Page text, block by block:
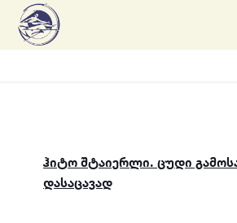
ჰიტო შტაიერლი. ცუდი
დასაცავად